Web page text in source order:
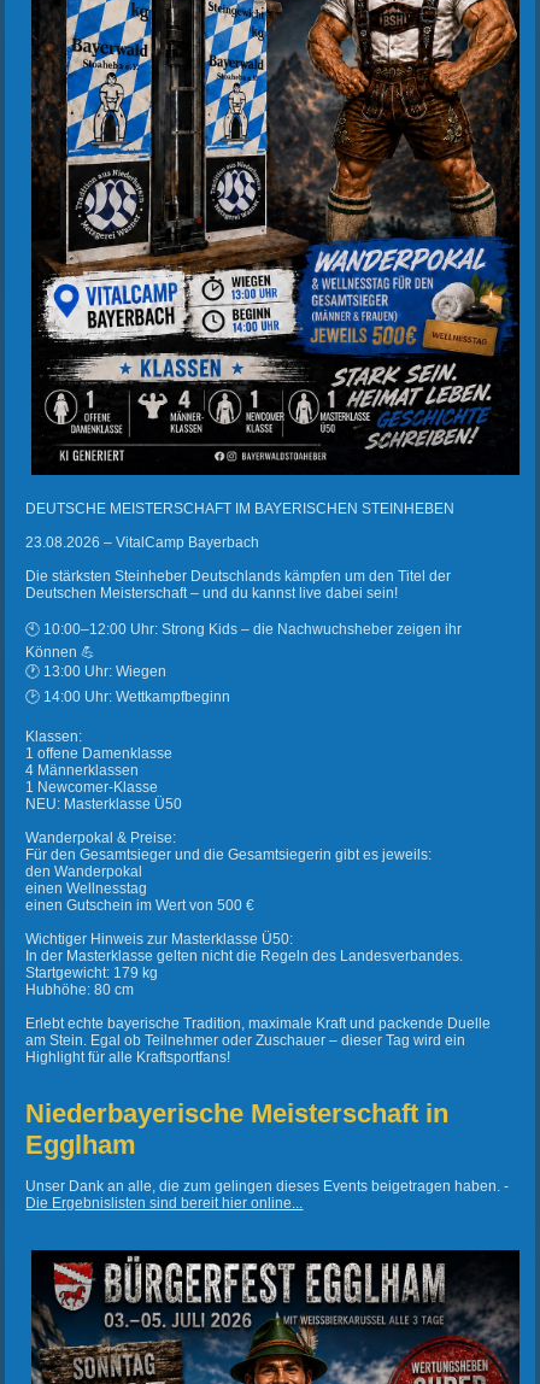
DEUTSCHE MEISTERSCHAFT IM BAYERISCHEN STEINHEBEN
23.08.2026 – VitalCamp Bayerbach
Die stärksten Steinheber Deutschlands kämpfen um den Titel der
Deutschen Meisterschaft – und du kannst live dabei sein!
🕙 10:00–12:00 Uhr: Strong Kids – die Nachwuchsheber zeigen ihr
Können 💪
🕐 13:00 Uhr: Wiegen
🕑 14:00 Uhr: Wettkampfbeginn
Klassen:
1 offene Damenklasse
4 Männerklassen
1 Newcomer-Klasse
NEU: Masterklasse Ü50
Wanderpokal & Preise:
Für den Gesamtsieger und die Gesamtsiegerin gibt es jeweils:
den Wanderpokal
einen Wellnesstag
einen Gutschein im Wert von 500 €
Wichtiger Hinweis zur Masterklasse Ü50:
In der Masterklasse gelten nicht die Regeln des Landesverbandes.
Startgewicht: 179 kg
Hubhöhe: 80 cm
Erlebt echte bayerische Tradition, maximale Kraft und packende Duelle
am Stein. Egal ob Teilnehmer oder Zuschauer – dieser Tag wird ein
Highlight für alle Kraftsportfans!
Niederbayerische Meisterschaft in
Egglham
Unser Dank an alle, die zum gelingen dieses Events beigetragen haben. -
Die Ergebnislisten sind bereit hier online...